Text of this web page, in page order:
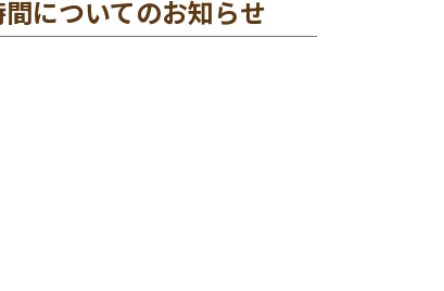
についてのお知らせ